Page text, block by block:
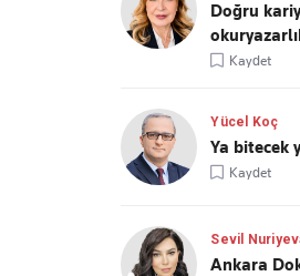
Doğru
Kaydet
Yücel Koç
Ya bitecek
Kaydet
Sevil
Ankara